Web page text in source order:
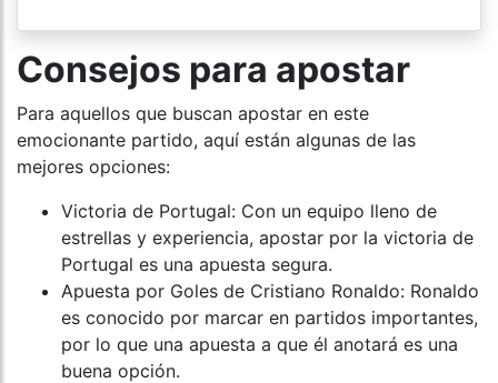
Consejos para apostar
Para aquellos que buscan apostar en este
emocionante partido, aquí están algunas de las
mejores opciones:
Victoria de Portugal: Con un equipo lleno de
estrellas y experiencia, apostar por la victoria de
Portugal es una apuesta segura.
Apuesta por Goles de Cristiano Ronaldo: Ronaldo
es conocido por marcar en partidos importantes,
por lo que una apuesta a que él anotará es una
buena opción.